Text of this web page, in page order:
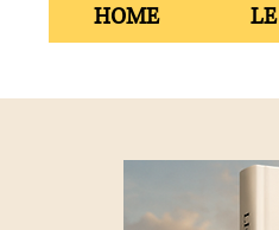
HOME